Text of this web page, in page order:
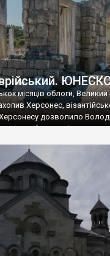
місяців облоги, Великий
Херсонес,
дозволило
візантійському
язичник, став Василем-
Русі. На честь Херсонесу